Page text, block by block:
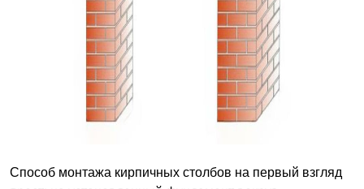
Способ монтажа кирпичных столбов на первый взгляд